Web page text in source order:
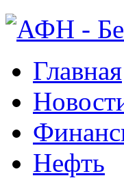
Главная
Нефть